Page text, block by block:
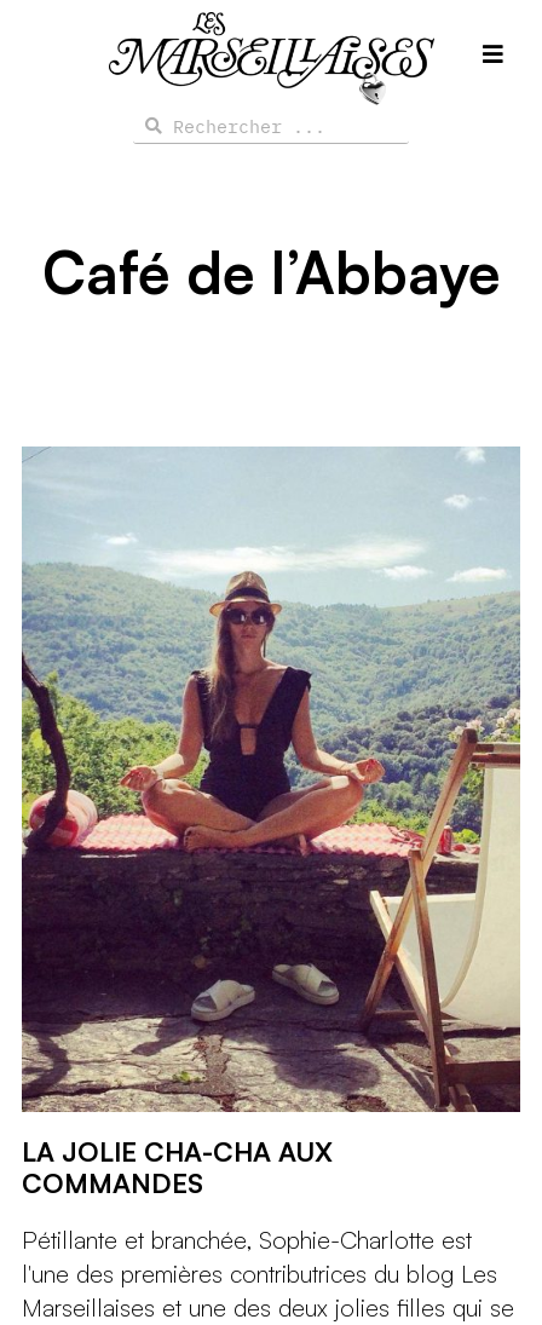
Rechercher
Rechercher
Café de l’Abbaye
LA JOLIE CHA-CHA AUX
COMMANDES
Pétillante et branchée, Sophie-Charlotte est
l'une des premières contributrices du blog Les
Marseillaises et une des deux jolies filles qui se